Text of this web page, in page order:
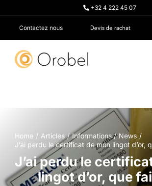
+32 4 222 45 07
Contactez nous Devis de rachat
Home Articles Informations
News
J’ai perdu le certificat de mon lingot d’or,
J’ai perdu le
lingot d’or, que